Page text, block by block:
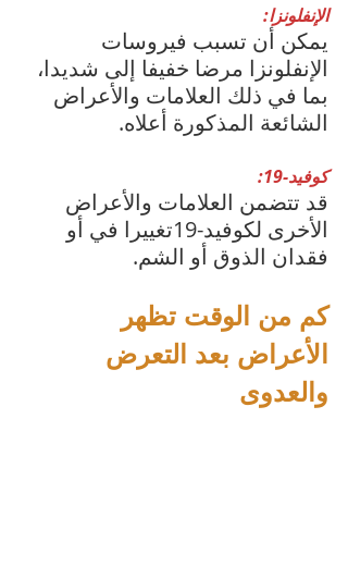
الإنفلونزا:
يمكن أن تسبب فيروسات
الإنفلونزا مرضا خفيفا إلى شديدا،
بما في ذلك العلامات والأعراض
الشائعة المذكورة أعلاه.
كوفيد-19:
قد تتضمن العلامات والأعراض
الأخرى لكوفيد-19تغييرا في أو
فقدان الذوق أو الشم.
كم من الوقت تظهر
الأعراض بعد التعرض
والعدوى